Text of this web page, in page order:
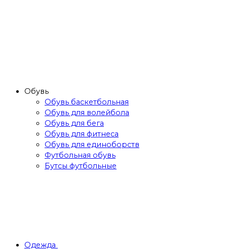
Обувь
Обувь баскетбольная
Обувь для волейбола
Обувь для бега
Обувь для фитнеса
Обувь для единоборств
Футбольная обувь
Бутсы футбольные
Одежда